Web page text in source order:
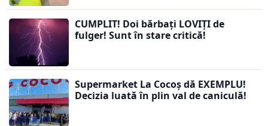
CUMPLIT! Doi bărbați LOVIȚI de
fulger! Sunt în stare critică!
Supermarket La Cocoș dă EXEMPLU!
Decizia luată în plin val de caniculă!